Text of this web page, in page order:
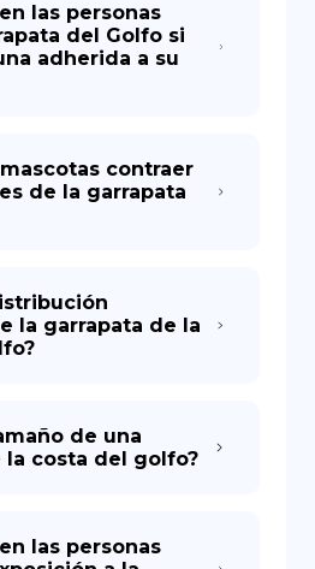
las personas
del Golfo si
adherida a su
contraer
de la garrapata
la garrapata de la
de una
la costa del golfo?
las personas